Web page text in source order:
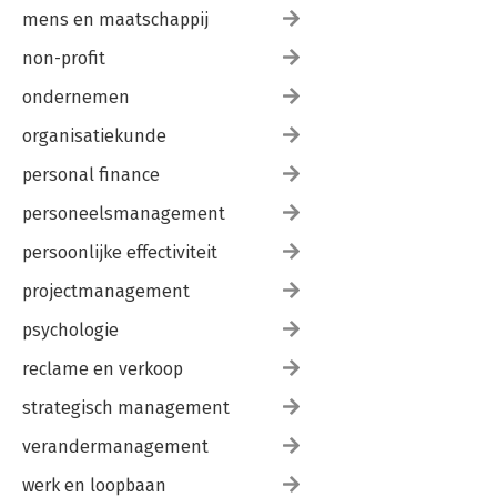
mens en maatschappij
non-profit
ondernemen
organisatiekunde
personal finance
personeelsmanagement
persoonlijke effectiviteit
projectmanagement
psychologie
reclame en verkoop
strategisch management
verandermanagement
werk en loopbaan